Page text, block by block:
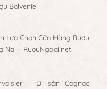
Balvenie
Lựa Chọn Cửa Hàng Rượu
Nai – RuouNgoai.net
– Di sản Cognac